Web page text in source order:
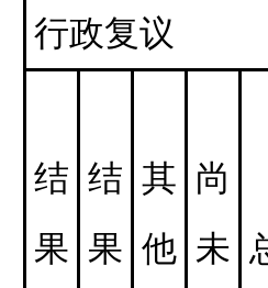
行政复议
结
果
结
果
其
他
尚
未